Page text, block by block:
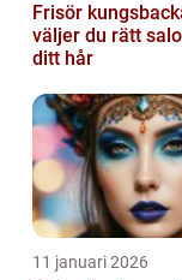
Frisör kungsbacka
väljer du rätt
ditt hår
11 januari 2026